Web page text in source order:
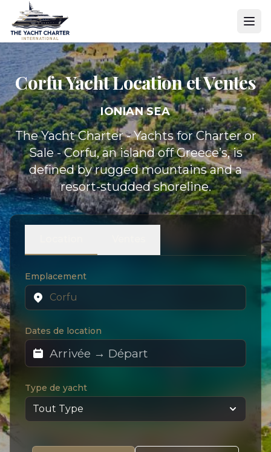
Corfu YachtLocation et Ventes
IONIAN SEA
The Yacht Charter - Yachts for Charter or
Sale - Corfu, an island off Greece’s, is
defined by rugged mountains and a
resort-studded shoreline.
Emplacement
Dates de location
Type de yacht